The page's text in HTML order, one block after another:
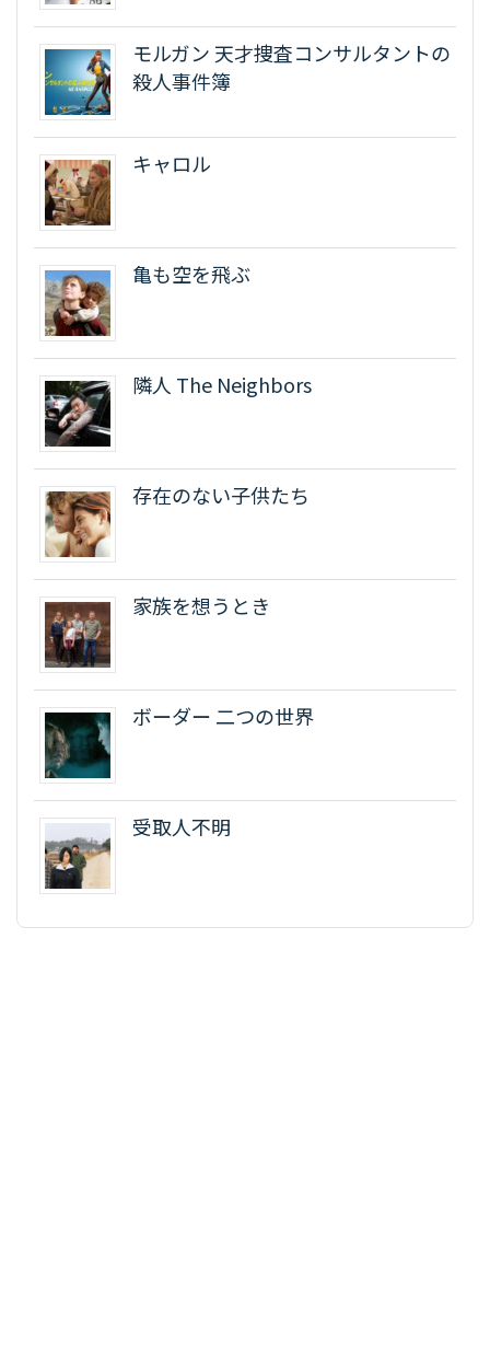
モルガン 天才捜査コンサルタントの
殺人事件簿
キャロル
亀も空を飛ぶ
隣人 The Neighbors
存在のない子供たち
家族を想うとき
ボーダー 二つの世界
受取人不明